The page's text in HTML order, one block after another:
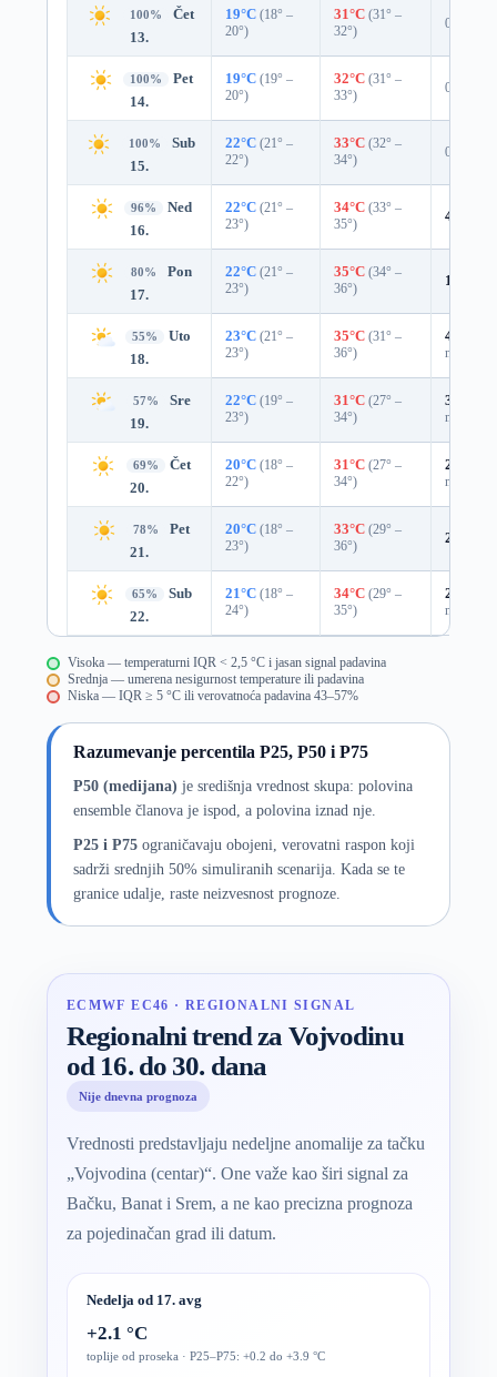
100%
Čet
13.
19°C (18° –
20°)
31°C (31° –
32°)
0%
100%
Pet
14.
19°C (19° –
20°)
32°C (31° –
33°)
0%
100%
Sub
15.
22°C (21° –
22°)
33°C (32° –
34°)
0%
96%
Ned
16.
22°C (21° –
23°)
34°C (33° –
35°)
4%
80%
Pon
17.
22°C (21° –
23°)
35°C (34° –
36°)
16%
55%
Uto
18.
23°C (21° –
23°)
35°C (31° –
36°)
45%
mm)
57%
Sre
19.
22°C (19° –
23°)
31°C (27° –
34°)
39%
mm)
69%
Čet
20.
20°C (18° –
22°)
31°C (27° –
34°)
29%
mm)
78%
Pet
21.
20°C (18° –
23°)
33°C (29° –
36°)
22%
65%
Sub
22.
21°C (18° –
24°)
34°C (29° –
35°)
27%
mm)
Visoka — temperaturni IQR < 2,5 °C i jasan signal padavina
Srednja — umerena nesigurnost temperature ili padavina
Niska — IQR ≥ 5 °C ili verovatnoća padavina 43–57%
Razumevanje percentila P25, P50 i P75
P50 (medijana) je središnja vrednost skupa: polovina
ensemble članova je ispod, a polovina iznad nje.
P25 i P75ograničavaju obojeni, verovatni raspon koji
sadrži srednjih 50% simuliranih scenarija. Kada se te
granice udalje, raste neizvesnost prognoze.
ECMWF EC46 · REGIONALNI SIGNAL
Regionalni trend za Vojvodinu
od 16. do 30. dana
Nije dnevna prognoza
Vrednosti predstavljaju nedeljne anomalije za tačku
„Vojvodina (centar)“. One važe kao širi signal za
Bačku, Banat i Srem, a ne kao precizna prognoza
za pojedinačan grad ili datum.
Nedelja od 17. avg
+2.1 °C
toplije od proseka · P25–P75: +0.2 do +3.9 °C